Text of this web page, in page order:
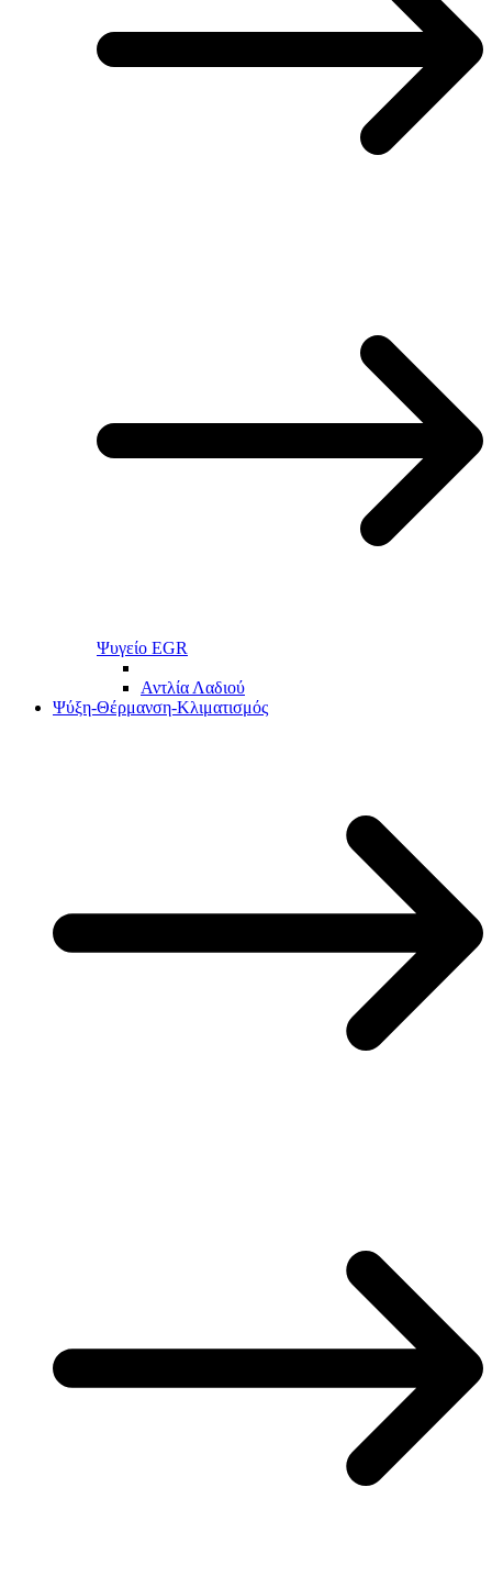
Ψυγείο EGR
Αντλία Λαδιού
Ψύξη-Θέρμανση-Κλιματισμός